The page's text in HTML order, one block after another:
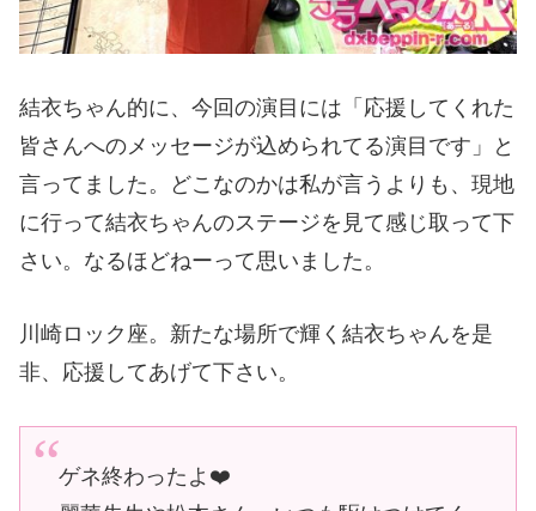
結衣ちゃん的に、今回の演目には「応援してくれた
皆さんへのメッセージが込められてる演目です」と
言ってました。どこなのかは私が言うよりも、現地
に行って結衣ちゃんのステージを見て感じ取って下
さい。なるほどねーって思いました。
川崎ロック座。新たな場所で輝く結衣ちゃんを是
非、応援してあげて下さい。
ゲネ終わったよ❤️